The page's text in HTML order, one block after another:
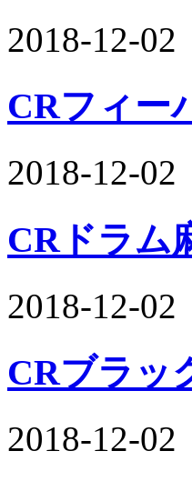
2018-12-
CRフィー
2018-12-
CRドラム
2018-12-
CRブラッ
2018-12-